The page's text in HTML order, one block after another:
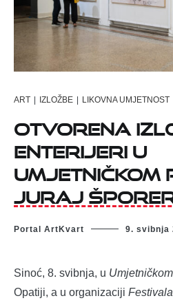
ART | IZLOŽBE | LIKOVNA UMJETNOST
Otvorena
Enterijeri u
Juraj
Portal ArtKvart 9. svibnja
Sinoć, 8. svibnja, u
Opatiji, a u organizaciji